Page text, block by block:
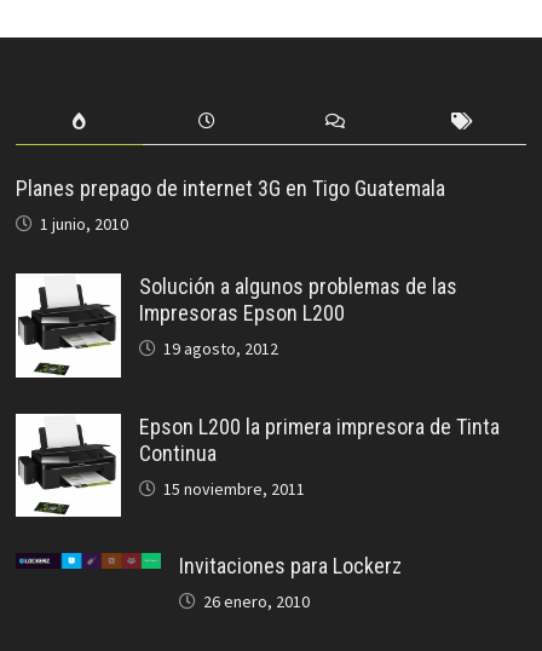
Planes prepago de internet 3G en Tigo Guatemala
1 junio, 2010
Solución a algunos problemas de las
Impresoras Epson L200
19 agosto, 2012
Epson L200 la primera impresora de Tinta
Continua
15 noviembre, 2011
Invitaciones para Lockerz
26 enero, 2010